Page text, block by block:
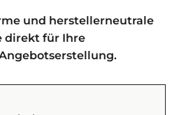
und herstellerneutrale
direkt für Ihre